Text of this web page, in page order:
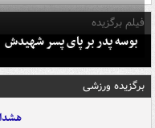
فیلم برگزیده
بوسه‌ پدر بر پای پسر شهیدش
برگزیده ورزشی